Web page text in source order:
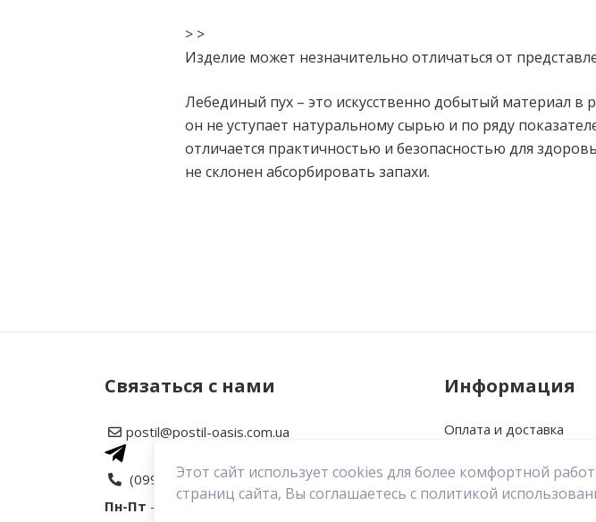
> >
Изделие может незначительно отличаться от
Лебединый пух – это искусственно добытый материал в
он не уступает натуральному сырью и по ряду
отличается практичностью и безопасностью для
не склонен абсорбировать запахи.
Ваше имя
Этот сайт использует cookies для более комфортной
страниц сайта, Вы соглашаетесь с политикой
Связаться с нами
postil@postil-oasis.com.ua
(099) 646 02 03
Пн-Пт - с 9:30 до 18:30
Информация
Оплата и доставка
О нас
Политика